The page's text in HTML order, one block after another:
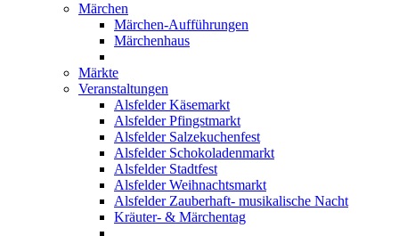
Märchen
Märchen-Aufführungen
Märchenhaus
Märkte
Veranstaltungen
Alsfelder Käsemarkt
Alsfelder Pfingstmarkt
Alsfelder Salzekuchenfest
Alsfelder Schokoladenmarkt
Alsfelder Stadtfest
Alsfelder Weihnachtsmarkt
Alsfelder Zauberhaft- musikalische Nacht
Kräuter- & Märchentag